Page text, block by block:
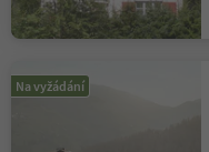
Na vyžádání